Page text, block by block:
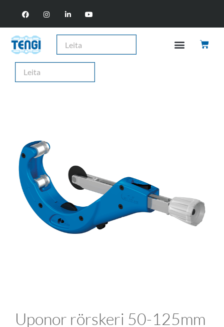
Uponor rörskeri 50-125mm